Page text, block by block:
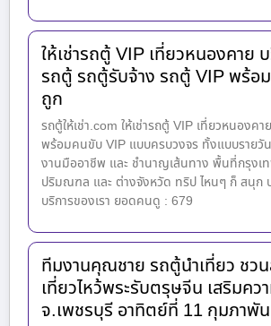
ให้เช่ารถตู้ VIP เที่ยวหนองคาย บ
รถตู้ รถตู้รับจ้าง รถตู้ VIP พร้อ
ถูก
รถตู้ให้เช่า.com ให้เช่ารถตู้ VIP เที่ยวหนองคา
พร้อมคนขับ VIP แบบครบวงจร ทั้งแบบรายวั
งานมืออาชีพ และ ชำนาญเส้นทาง พื้นที่กรุงเ
ปริมณฑล และ ต่างจังหวัด ทริป ไหนๆ ก็ สนุก ป
บริการของเรา ยอดคนดู : 679
ทีมงานคุณชาย รถตู้นำเที่ยว ชว
เที่ยวไหว้พระรับตรุษจีน เสริมคว
จ.เพชรบุรี อาทิตย์ที่ 11 กุมภาพั